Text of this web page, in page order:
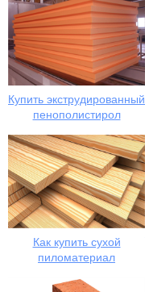
Купить экструдированный
пенополистирол
Как купить сухой
пиломатериал